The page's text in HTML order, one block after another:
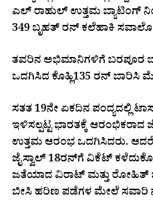
ಎಲ್ ರಾಹುಲ್ ಉತ್ತಮ ಬ್ಯಾಟಿಂಗ್
349 ಬೃಹತ್‌ ರನ್‌ ಕಲೆಹಾಕಿ
ತವರಿನ ಅಭಿಮಾನಿಗಳಿಗೆ ಬರಪೂರ
ಒದಗಿಸಿದ ಕೊಹ್ಲಿ135 ರನ್‌ ಬಾರಿಸಿ
ಸತತ 19ನೇ ಏಕದಿನ ಪಂದ್ಯದಲ್ಲಿ
ಇಳಿಸಲ್ಪಟ್ಟ ಭಾರತಕ್ಕೆ
ಉತ್ತಮ ಆರಂಭ ಒದಗಿಸಿದರು. ಆದರೆ
ಜೈಸ್ವಾಲ್‌ 18ರನ್‌ಗೆ ವಿಕೆಟ್‌
ಜತೆಯಾದ ವಿರಾಟ್‌ ಮತ್ತು ರೋಹಿತ್‌
ಬೀಸಿ ಹರಿಣ ಪಡೆಗಳ ಮೇಲೆ ಸವಾರಿ